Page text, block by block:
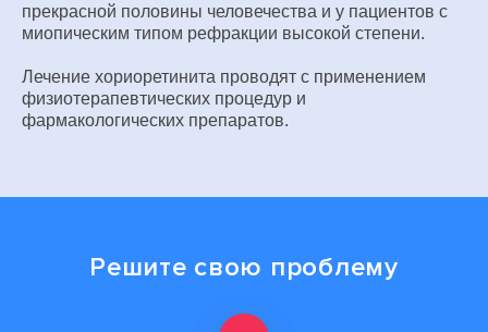
прекрасной половины человечества и у пациентов с
миопическим типом рефракции высокой степени.
Лечение хориоретинита проводят с применением
физиотерапевтических процедур и
фармакологических препаратов.
Решите свою проблему